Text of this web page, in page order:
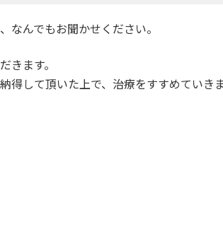
なんでもお聞かせください。
きます。
して頂いた上で、治療をすすめていきま